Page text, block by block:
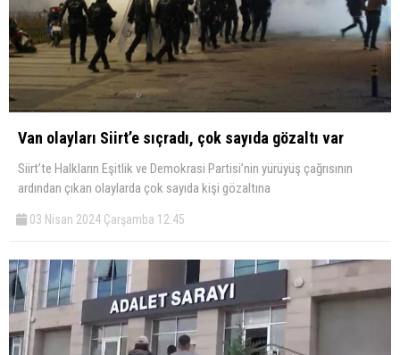
Van olayları Siirt’e sıçradı, çok sayıda gözaltı var
Siirt’te Halkların Eşitlik ve Demokrasi Partisi’nin yürüyüş çağrısının
ardından çıkan olaylarda çok sayıda kişi gözaltına
03 Nisan 2024 Çarşamba 12:45